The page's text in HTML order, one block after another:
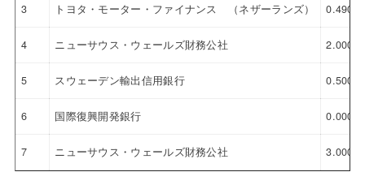
3 トヨタ・モーター・ファイナンス （ネザーランズ） 0.490%
4 ニューサウス・ウェールズ財務公社 2.000%
5 スウェーデン輸出信用銀行 0.500%
6 国際復興開発銀行 0.000%
7 ニューサウス・ウェールズ財務公社 3.000%